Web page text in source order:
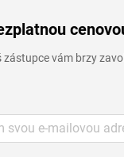
zástupce vám brzy